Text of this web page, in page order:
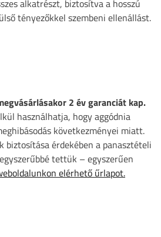
alkatrészt, biztosítva a hosszú
tényezőkkel szembeni ellenállást.
2 év garanciát kap.
használhatja, hogy aggódnia
következményei miatt.
biztosítása érdekében a panasztételi
tettük – egyszerűen
elérhető űrlapot.